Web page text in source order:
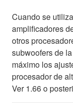
Cuando se
amplificadores
otros
subwoofers de
máximo los
procesador de
Ver 1.66 o